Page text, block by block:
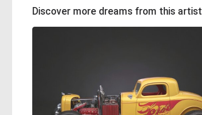
Discover more dreams from this artist